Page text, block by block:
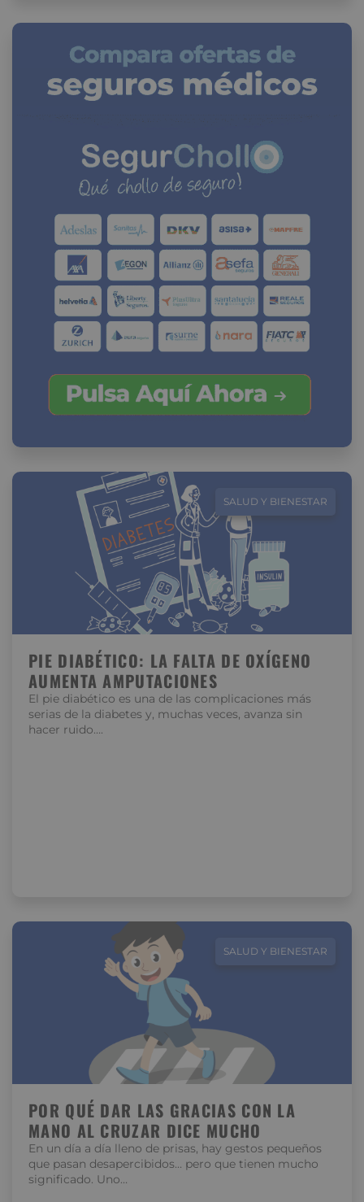
SALUD Y BIENESTAR
PIE DIABÉTICO: LA FALTA DE OXÍGENO
AUMENTA AMPUTACIONES
El pie diabético es una de las complicaciones más
serias de la diabetes y, muchas veces, avanza sin
hacer ruido….
SALUD Y BIENESTAR
POR QUÉ DAR LAS GRACIAS CON LA
MANO AL CRUZAR DICE MUCHO
En un día a día lleno de prisas, hay gestos pequeños
que pasan desapercibidos… pero que tienen mucho
significado. Uno…